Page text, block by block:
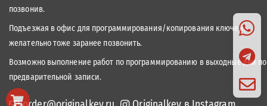
позвонив.
Подъезжая в офис для программирования/копирования ключей,
желательно тоже заранее позвонить.
Возможно выполнение работ по программированию в выходные дни по
предварительной записи.